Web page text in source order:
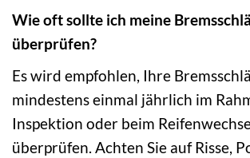
Wie oft sollte ich meine
überprüfen?
Es wird empfohlen, Ihre
mindestens einmal jährlich im
Inspektion oder beim
überprüfen. Achten Sie auf Risse,